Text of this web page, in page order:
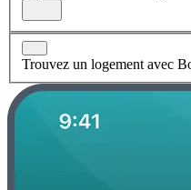
Trouvez un logement avec